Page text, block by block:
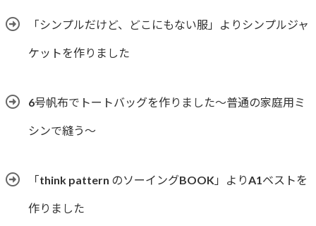
「シンプルだけど、どこにもない服」よりシンプルジャ
ケットを作りました
6号帆布でトートバッグを作りました〜普通の家庭用ミ
シンで縫う〜
「think pattern のソーイングBOOK」よりA1ベストを
作りました